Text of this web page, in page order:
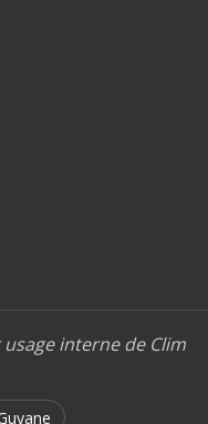
usage interne de Clim